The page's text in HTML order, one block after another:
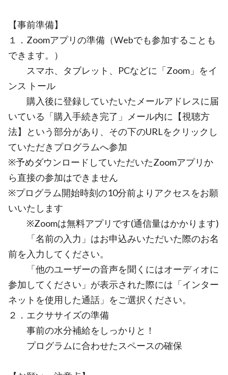
【事前準備】
１．Zoomアプリの準備（Webでも参加することも
できます。）
スマホ、タブレット、PCなどに「Zoom」をイ
ンス トール
購入後に登録していたいたメールアドレスに届
いている「購入手続き完了」メール内に【視聴方
法】という部分があり、その下のURLをクリックし
ていただきプログラムへ参加
※予めダウンロードしていただいたZoomアプリか
ら直接の参加はできません
※プログラム開始時刻の10分前よりアクセスをお願
いいたします
※Zoomは無料アプリです(通信量はかかります)
「名前の入力」はお申込みいただいた際のお名
前を入力してください。
「他のユーザーの音声を聞くにはオーディオに
参加してください」が表示された際には「インター
ネットを使用した通話」をご選択ください。
２．エクササイズの準備
事前の水分補給をしっかりと！
プログラムに合わせたスペースの確保